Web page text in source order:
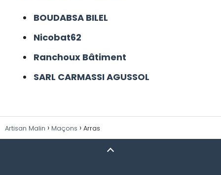
BOUDABSA BILEL
Nicobat62
Ranchoux Bâtiment
SARL CARMASSI AGUSSOL
Artisan Malin Maçons Arras